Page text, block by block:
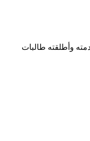
وأطلقته طالبات